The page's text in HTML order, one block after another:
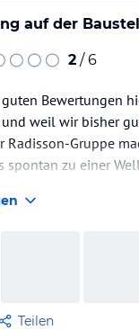
auf der
2 / 6
Bewertungen
weil wir bisher
Radisson-Gruppe
spontan zu einer
zur Qualität
im Keller wird
Teilen